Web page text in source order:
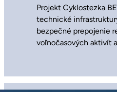
Projekt Cyklostezka
technické
bezpečné prepojenie
voľnočasových aktivít